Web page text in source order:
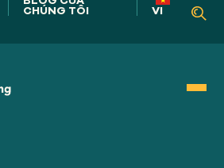
CHÚNG TÔI VI